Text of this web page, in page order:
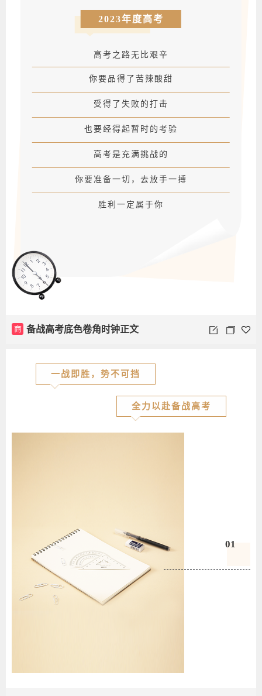
2023年度高考
高考之路无比艰辛
你要品得了苦辣酸甜
受得了失败的打击
也要经得起暂时的考验
高考是充满挑战的
你要准备一切，去放手一搏
胜利一定属于你
商 备战高考底色卷角时钟正文
一战即胜，势不可挡
全力以赴备战高考
01